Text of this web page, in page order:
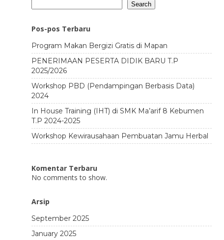
Search
Pos-pos Terbaru
Program Makan Bergizi Gratis di Mapan
PENERIMAAN PESERTA DIDIK BARU T.P
2025/2026
Workshop PBD (Pendampingan Berbasis Data)
2024
In House Training (IHT) di SMK Ma’arif 8 Kebumen
T.P 2024-2025
Workshop Kewirausahaan Pembuatan Jamu Herbal
Komentar Terbaru
No comments to show.
Arsip
September 2025
January 2025